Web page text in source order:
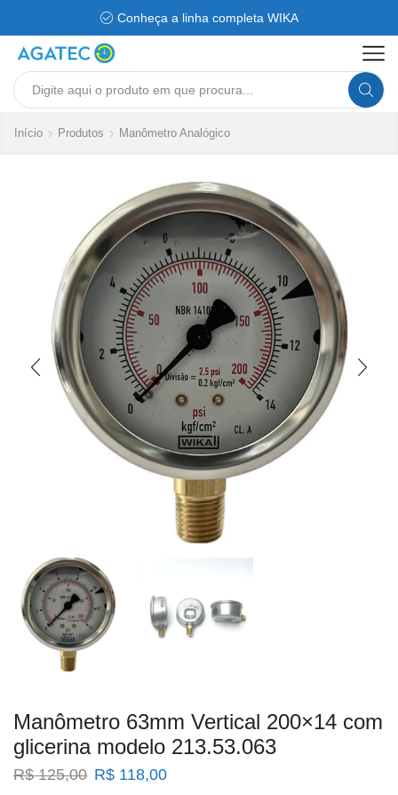
Conheça a linha completa WIKA
Search
Início Produtos Manômetro Analógico
Manômetro 63mm Vertical 200×14 com
glicerina modelo 213.53.063
R$125,00 O
R$ 118,00O